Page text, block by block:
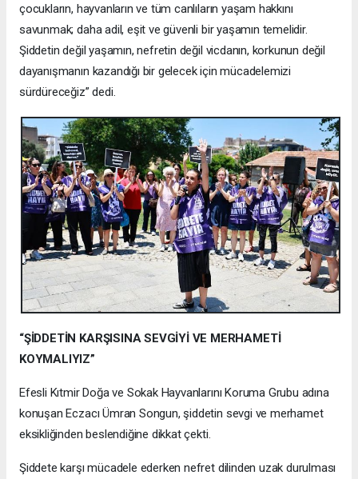
çocukların, hayvanların ve tüm canlıların yaşam hakkını
savunmak; daha adil, eşit ve güvenli bir yaşamın temelidir.
Şiddetin değil yaşamın, nefretin değil vicdanın, korkunun değil
dayanışmanın kazandığı bir gelecek için mücadelemizi
sürdüreceğiz” dedi.
“ŞİDDETİN KARŞISINA SEVGİYİ VE MERHAMETİ
KOYMALIYIZ”
Efesli Kıtmir Doğa ve Sokak Hayvanlarını Koruma Grubu adına
konuşan Eczacı Ümran Songun, şiddetin sevgi ve merhamet
eksikliğinden beslendiğine dikkat çekti.
Şiddete karşı mücadele ederken nefret dilinden uzak durulması